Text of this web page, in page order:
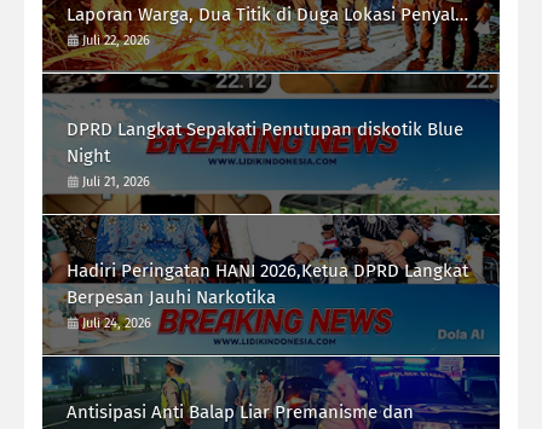
Laporan Warga, Dua Titik di Duga Lokasi Penyalah
Gunaan Narkoba di Desa Bubun di Musnahkan
Juli 22, 2026
DPRD Langkat Sepakati Penutupan diskotik Blue
Night
Juli 21, 2026
Hadiri Peringatan HANI 2026,Ketua DPRD Langkat
Berpesan Jauhi Narkotika
Juli 24, 2026
Antisipasi Anti Balap Liar Premanisme dan